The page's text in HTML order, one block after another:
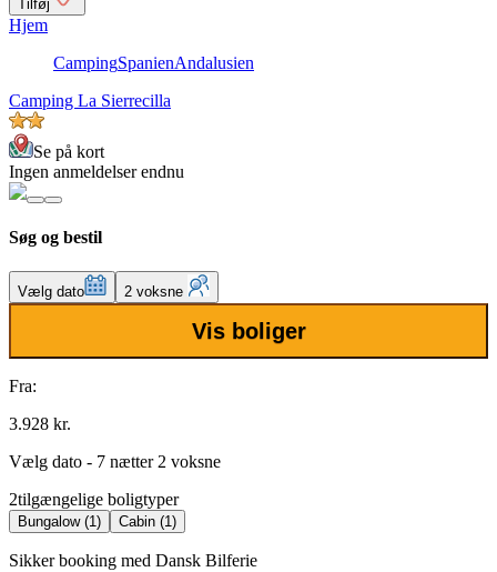
Tilføj
Hjem
CampingSpanienAndalusien
Camping La Sierrecilla
Se på kort
Ingen anmeldelser endnu
Søg og bestil
Vælg dato 2 voksne
Vis boliger
Fra:
3.928 kr.
Vælg dato - 7 nætter 2 voksne
2tilgængelige boligtyper
Bungalow (1) Cabin (1)
Sikker booking med Dansk Bilferie